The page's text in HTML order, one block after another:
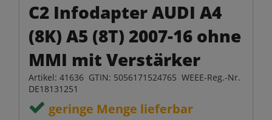
C2 Infodapter AUDI A4
(8K) A5 (8T) 2007-16 ohne
MMI mit Verstärker
Artikel: 41636 GTIN: 5056171524765 WEEE-Reg.-Nr.
DE18131251
geringe Menge lieferbar